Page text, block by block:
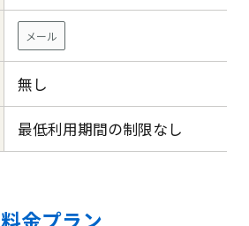
メール
無し
最低利用期間の制限なし